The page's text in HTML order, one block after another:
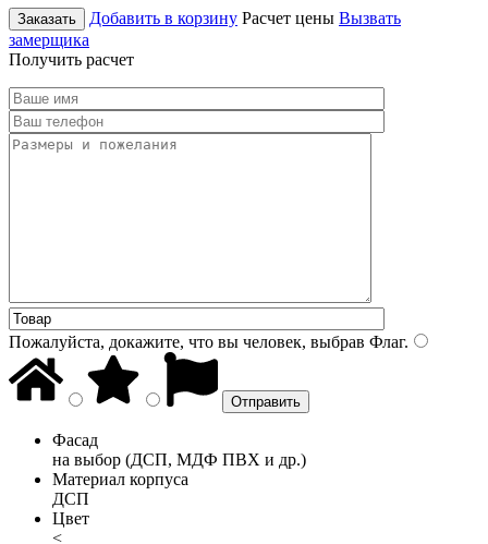
Заказать Добавить в корзину Расчет цены Вызвать
замерщика
Получить расчет
Пожалуйста, докажите, что вы человек, выбрав Флаг.
Фасад
на выбор (ДСП, МДФ ПВХ и др.)
Материал корпуса
ДСП
Цвет
<